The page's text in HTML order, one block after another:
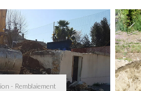
- Remblaiement